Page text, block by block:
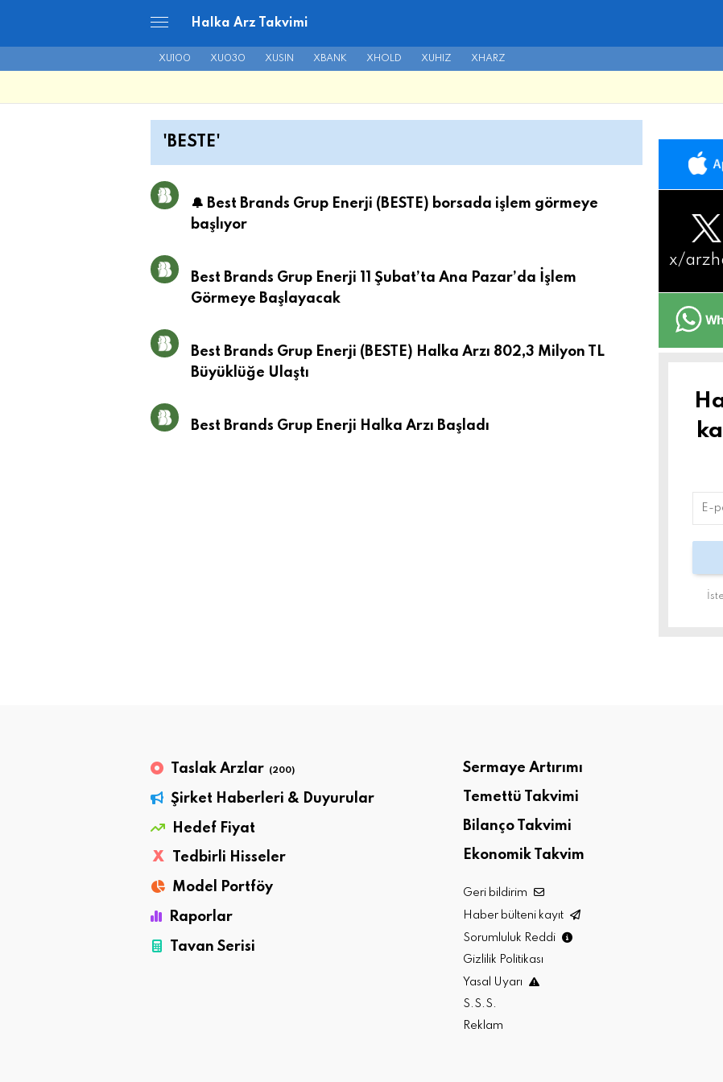
Halka Arz Takvimi
XU100 XU030 XUSIN XBANK XHOLD XUHIZ XHARZ
'BESTE'
🔔 Best Brands Grup Enerji (BESTE) borsada işlem görmeye
başlıyor
Best Brands Grup Enerji 11 Şubat’ta Ana Pazar’da İşlem
Görmeye Başlayacak
Best Brands Grup Enerji (BESTE) Halka Arzı 802,3 Milyon TL
Büyüklüğe Ulaştı
Best Brands Grup Enerji Halka Arzı Başladı
x/
Taslak Arzlar (200)
Şirket Haberleri & Duyurular
Hedef Fiyat
X
Tedbirli Hisseler
Model Portföy
Raporlar
Tavan Serisi
Sermaye Artırımı
Temettü Takvimi
Bilanço Takvimi
Ekonomik Takvim
Geri bildirim
Haber bülteni kayıt
Sorumluluk Reddi
Gizlilik Politikası
Yasal Uyarı
S.S.S.
Reklam